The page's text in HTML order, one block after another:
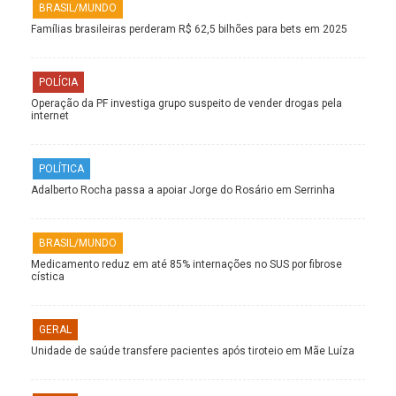
BRASIL/MUNDO
Famílias brasileiras perderam R$ 62,5 bilhões para bets em 2025
POLÍCIA
Operação da PF investiga grupo suspeito de vender drogas pela
internet
POLÍTICA
Adalberto Rocha passa a apoiar Jorge do Rosário em Serrinha
BRASIL/MUNDO
Medicamento reduz em até 85% internações no SUS por fibrose
cística
GERAL
Unidade de saúde transfere pacientes após tiroteio em Mãe Luíza